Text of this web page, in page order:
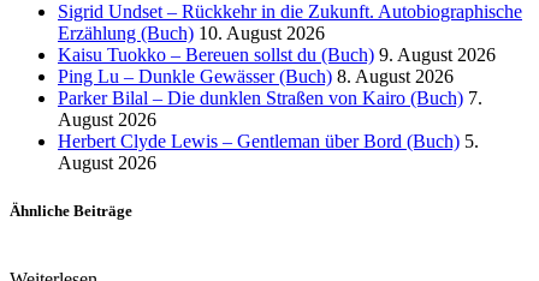
Sigrid Undset – Rückkehr in die Zukunft. Autobiographische
Erzählung (Buch) 10. August 2026
Kaisu Tuokko – Bereuen sollst du (Buch) 9. August 2026
Ping Lu – Dunkle Gewässer (Buch) 8. August 2026
Parker Bilal – Die dunklen Straßen von Kairo (Buch) 7.
August 2026
Herbert Clyde Lewis – Gentleman über Bord (Buch) 5.
August 2026
Ähnliche Beiträge